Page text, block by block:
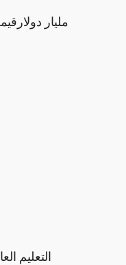
1.39مليار
التعليم